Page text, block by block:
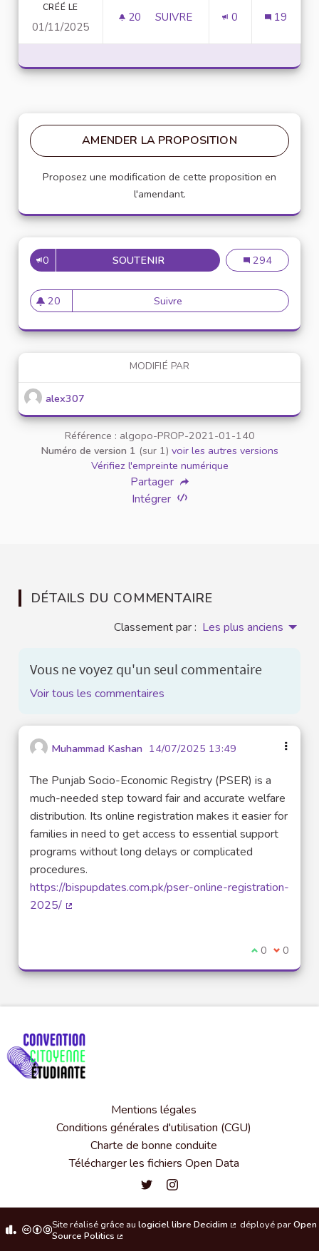
CRÉÉ LE
01/11/2025
20 20 ABONNÉS
SUIVRE 0 19
AMENDER LA PROPOSITION
Proposez une modification de cette proposition en
l'amendant.
0 SOUTENIRMISE EN PLACE DEMise en place
294
20
20 abonnés
Suivre Mise en place de référents
MODIFIÉ PAR
alex307
Référence : algopo-PROP-2021-01-140
Numéro de version 1 (sur 1) voir les autres versions
Vérifiez l'empreinte numérique
Partager
Intégrer
DÉTAILS DU COMMENTAIRE
Classement par : Les plus anciens
Vous ne voyez qu'un seul commentaire
Voir tous les commentaires
Muhammad Kashan 14/07/2025 13:49
The Punjab Socio-Economic Registry (PSER) is a
much-needed step toward fair and accurate welfare
distribution. Its online registration makes it easier for
families in need to get access to essential support
programs without long delays or complicated
procedures.
https://bispupdates.com.pk/pser-online-registration-
2025/
Je suis
0 Je ne
0
Mentions légales
Conditions générales d'utilisation (CGU)
Charte de bonne conduite
Télécharger les fichiers Open Data
Convention citoyenne étudiante
Convention citoyenne
Site réalisé grâce au logiciel libre Decidim
(Lien externe)
déployé parOpen
Source Politics